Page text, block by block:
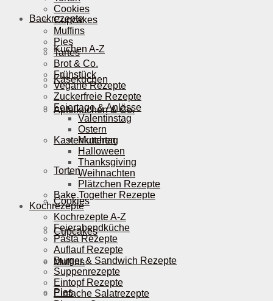
Backrezepte
Kuchen A-Z
Käsekuchen
Apfelkuchen & Co.
Kastenkuchen
Torten
Cookies
Cupcakes
Muffins
Pies
Cookies
Cupcakes
Muffins
Pies
Tartes
Brot & Co.
Frühstück
Vegane Rezepte
Zuckerfreie Rezepte
Feiertage & Anlässe
Valentinstag
Ostern
Muttertag
Halloween
Thanksgiving
Weihnachten
Plätzchen Rezepte
Bake Together Rezepte
Kochrezepte
Kochrezepte A-Z
Feierabendküche
Pasta Rezepte
Auflauf Rezepte
Burger & Sandwich Rezepte
Suppenrezepte
Eintopf Rezepte
Einfache Salatrezepte